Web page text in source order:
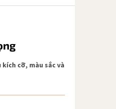
kích cỡ, màu sắc và